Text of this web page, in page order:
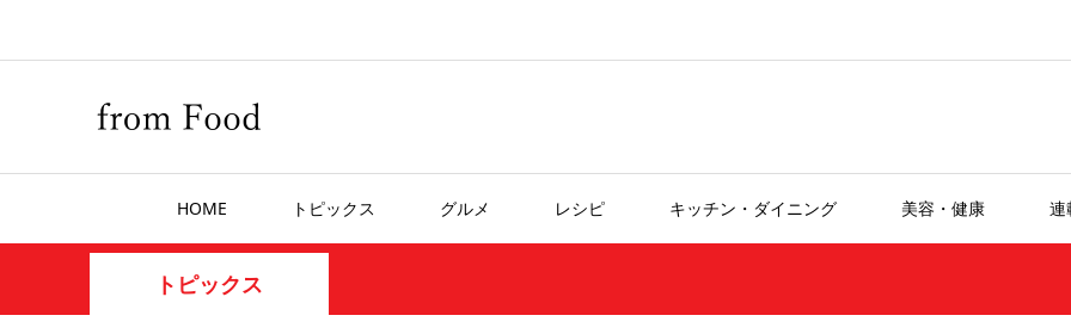
HOME トピックス グルメ レシピ キッチン・ダイニング 美容・健康 連
トピックス